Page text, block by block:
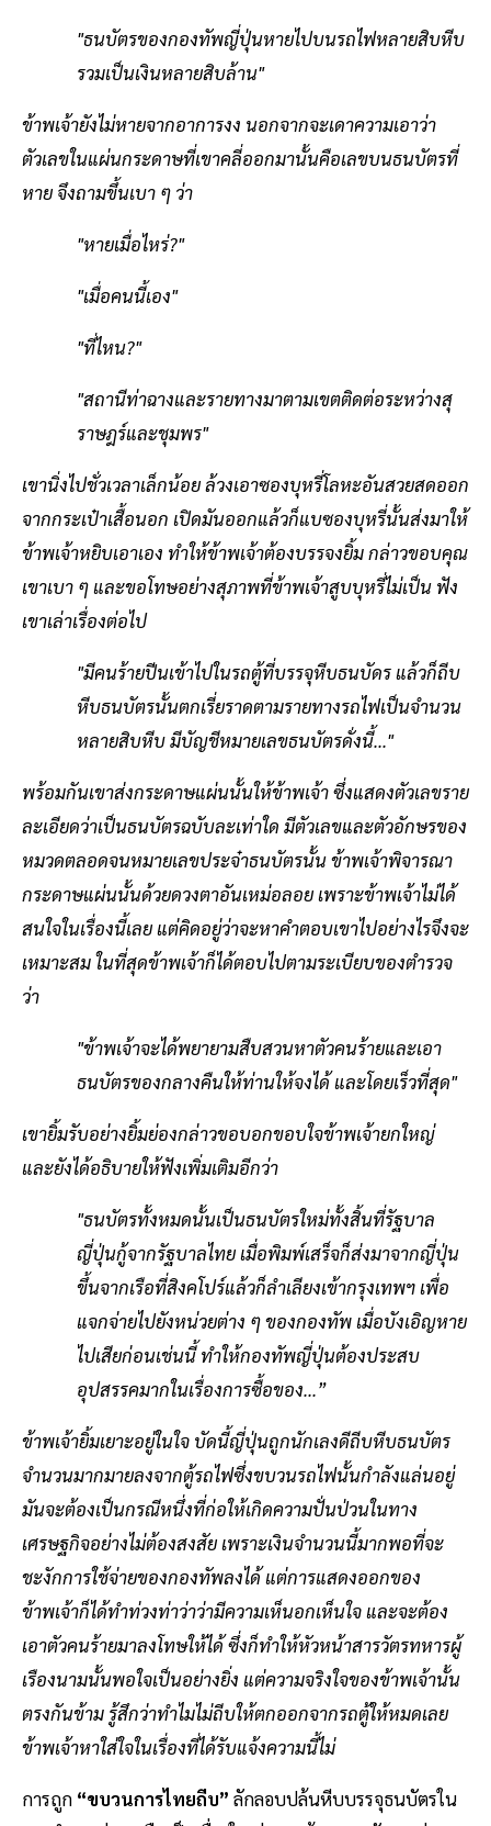
"ธนบัตรของกองทัพญี่ปุ่นหายไปบนรถไฟหลายสิบหีบ
รวมเป็นเงินหลายสิบล้าน"
ข้าพเจ้ายังไม่หายจากอาการงง นอกจากจะเดาความเอาว่า
ตัวเลขในแผ่นกระดาษที่เขาคลี่ออกมานั้นคือเลขบนธนบัตรที่
หาย จึงถามขึ้นเบา ๆ ว่า
"หายเมื่อไหร่?"
"เมื่อคนนี้เอง"
"ที่ไหน?"
"สถานีท่าฉางและรายทางมาตามเขตติดต่อระหว่างสุ
ราษฎร์และชุมพร"
เขานิ่งไปชั่วเวลาเล็กน้อย ล้วงเอาซองบุหรี่โลหะอันสวยสดออก
จากกระเป๋าเสื้อนอก เปิดมันออกแล้วก็แบซองบุหรี่นั้นส่งมาให้
ข้าพเจ้าหยิบเอาเอง ทำให้ข้าพเจ้าต้องบรรจงยิ้ม กล่าวขอบคุณ
เขาเบา ๆ และขอโทษอย่างสุภาพที่ข้าพเจ้าสูบบุหรี่ไม่เป็น ฟัง
เขาเล่าเรื่องต่อไป
"มีคนร้ายปีนเข้าไปในรถตู้ที่บรรจุหีบธนบัดร แล้วก็ถีบ
หีบธนบัตรนั้นตกเรี่ยราดตามรายทางรถไฟเป็นจำนวน
หลายสิบหีบ มีบัญชีหมายเลขธนบัตรดั่งนี้..."
พร้อมกันเขาส่งกระดาษแผ่นนั้นให้ข้าพเจ้า ซึ่งแสดงตัวเลขราย
ละเอียดว่าเป็นธนบัตรฉบับละเท่าใด มีตัวเลขและตัวอักษรของ
หมวดตลอดจนหมายเลขประจ๋าธนบัตรนั้น ข้าพเจ้าพิจารณา
กระดาษแผ่นนั้นด้วยดวงตาอันเหม่อลอย เพราะข้าพเจ้าไม่ได้
สนใจในเรื่องนี้เลย แต่คิดอยู่ว่าจะหาคำตอบเขาไปอย่างไรจึงจะ
เหมาะสม ในที่สุดข้าพเจ้าก็ได้ตอบไปตามระเบียบของตำรวจ
ว่า
"ข้าพเจ้าจะได้พยายามสืบสวนหาตัวคนร้ายและเอา
ธนบัตรของกลางคืนให้ท่านให้จงได้ และโดยเร็วที่สุด"
เขายิ้มรับอย่างยิ้มย่องกล่าวขอบอกขอบใจข้าพเจ้ายกใหญ่
และยังได้อธิบายให้ฟังเพิ่มเติมอีกว่า
"ธนบัตรทั้งหมดนั้นเป็นธนบัตรใหม่ทั้งสิ้นที่รัฐบาล
ญี่ปุ่นกู้จากรัฐบาลไทย เมื่อพิมพ์เสร็จก็ส่งมาจากญี่ปุ่น
ขึ้นจากเรือที่สิงคโปร์แล้วก็ลำเลียงเข้ากรุงเทพฯ เพื่อ
แจกจ่ายไปยังหน่วยต่าง ๆ ของกองทัพ เมื่อบังเอิญหาย
ไปเสียก่อนเช่นนี้ ทำให้กองทัพญี่ปุ่นต้องประสบ
อุปสรรคมากในเรื่องการซื้อของ...”
ข้าพเจ้ายิ้มเยาะอยู่ในใจ บัดนี้ญี่ปุ่นถูกนักเลงดีถีบหีบธนบัตร
จำนวนมากมายลงจากตู้รถไฟซึ่งขบวนรถไฟนั้นกำลังแล่นอยู่
มันจะต้องเป็นกรณีหนึ่งที่ก่อให้เกิดความปั่นป่วนในทาง
เศรษฐกิจอย่างไม่ต้องสงสัย เพราะเงินจำนวนนี้มากพอที่จะ
ชะงักการใช้จ่ายของกองทัพลงได้ แต่การแสดงออกของ
ข้าพเจ้าก็ได้ทำท่วงท่าว่าว่ามีความเห็นอกเห็นใจ และจะต้อง
เอาตัวคนร้ายมาลงโทษให้ได้ ซึ่งก็ทำให้หัวหน้าสารวัตรทหารผู้
เรืองนามนั้นพอใจเป็นอย่างยิ่ง แต่ความจริงใจของข้าพเจ้านั้น
ตรงกันข้าม รู้สึกว่าทำไมไม่ถีบให้ตกออกจากรถตู้ให้หมดเลย
ข้าพเจ้าหาใส่ใจในเรื่องที่ได้รับแจ้งความนี้ไม่
การถูก “ขบวนการไทยถีบ” ลักลอบปล้นหีบบรรจุธนบัตรใน